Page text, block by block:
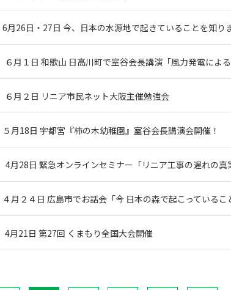
6月26日・27日 今、日本の水源地で起きていることを知り
６月１日 和歌山 日高川町で室谷会長講演「風力発電による
６月２日 リニア市民ネット大阪主催勉強会
５月18日 宇都宮『柿の木幼稚園』室谷会長講演会開催！
4月28日 緊急オンラインセミナー「リニア工事の遅れの真
４月２４日 広島市でお話会「今 日本の森で起こっているこ
4月21日 第27回 くまもり全国大会開催